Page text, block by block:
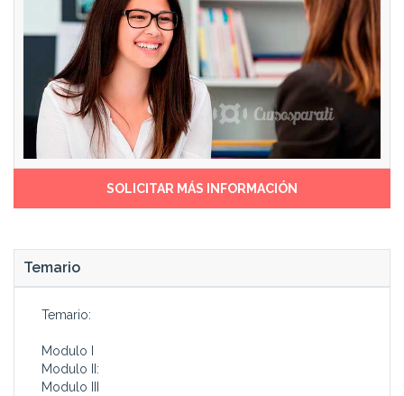
SOLICITAR MÁS INFORMACIÓN
Temario
Temario:
Modulo I
Modulo II:
Modulo III